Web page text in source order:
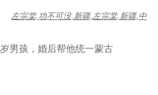
左宗棠,功不可没,新疆,左宗棠,新疆,中